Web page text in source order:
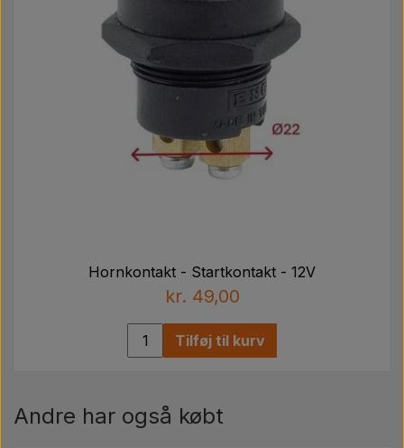
Hornkontakt - Startkontakt - 12V
kr. 49,00
Tilføj til kurv
Andre har også købt